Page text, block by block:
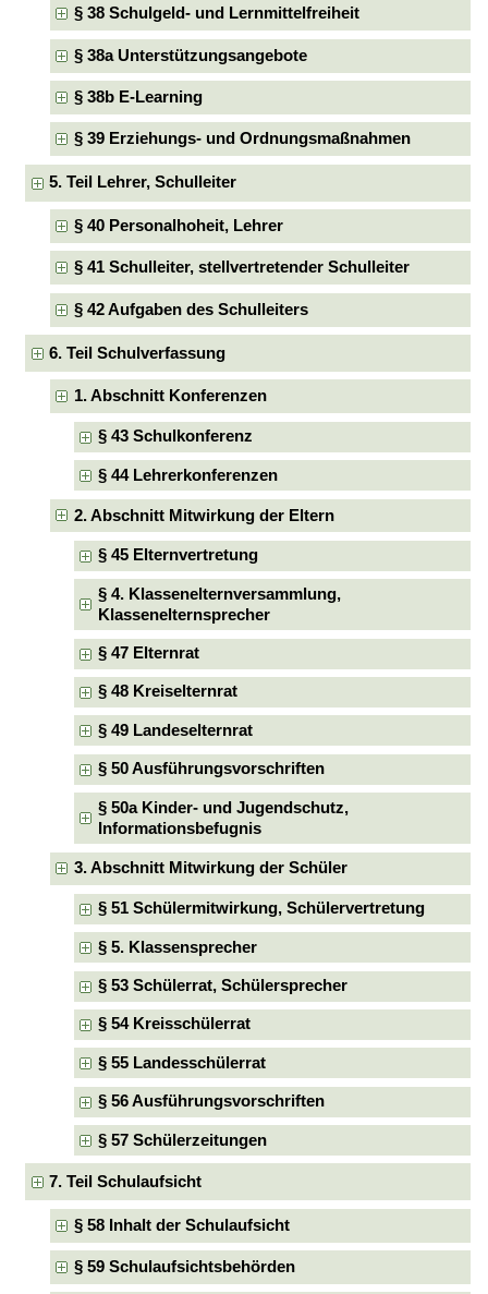
§ 38 Schulgeld- und Lernmittelfreiheit
§ 38a Unterstützungsangebote
§ 38b E-Learning
§ 39 Erziehungs- und Ordnungsmaßnahmen
5. Teil Lehrer, Schulleiter
§ 40 Personalhoheit, Lehrer
§ 41 Schulleiter, stellvertretender Schulleiter
§ 42 Aufgaben des Schulleiters
6. Teil Schulverfassung
1. Abschnitt Konferenzen
§ 43 Schulkonferenz
§ 44 Lehrerkonferenzen
2. Abschnitt Mitwirkung der Eltern
§ 45 Elternvertretung
§ 4. Klassenelternversammlung,
Klassenelternsprecher
§ 47 Elternrat
§ 48 Kreiselternrat
§ 49 Landeselternrat
§ 50 Ausführungsvorschriften
§ 50a Kinder- und Jugendschutz,
Informationsbefugnis
3. Abschnitt Mitwirkung der Schüler
§ 51 Schülermitwirkung, Schülervertretung
§ 5. Klassensprecher
§ 53 Schülerrat, Schülersprecher
§ 54 Kreisschülerrat
§ 55 Landesschülerrat
§ 56 Ausführungsvorschriften
§ 57 Schülerzeitungen
7. Teil Schulaufsicht
§ 58 Inhalt der Schulaufsicht
§ 59 Schulaufsichtsbehörden